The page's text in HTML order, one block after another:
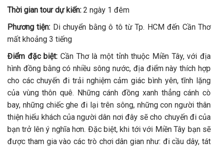
Thời gian tour dự kiến: 2 ngày 1 đêm
Phương tiện: Di chuyển bằng ô tô từ Tp. HCM đến Cần Thơ
mất khoảng 3 tiếng
Điểm đặc biệt: Cần Thơ là một tỉnh thuộc Miền Tây, với địa
hình đồng bằng có nhiều sông nước, địa điểm này thích hợp
cho các chuyến đi trải nghiệm cảm giác bình yên, tĩnh lặng
của vùng thôn quê. Những cánh đồng xanh thẳng cánh cò
bay, những chiếc ghe đi lại trên sông, những con người thân
thiện hiếu khách của người dân nơi đây sẽ cho chuyến đi của
bạn trở lên ý nghĩa hơn. Đặc biệt, khi tới với Miền Tây bạn sẽ
được tham gia vào các trò chơi dân gian như: đi cầu dây, tát